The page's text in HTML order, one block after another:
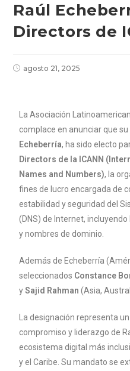
Raúl
Directors de
agosto 21, 2025
La Asociación
complace en anunciar que
Echeberría, ha sido electo
Directors de la ICANN
Names and Numbers), la
fines de lucro encargada de
estabilidad y seguridad del
(DNS) de Internet,
y nombres de dominio.
Además de Echeberría
seleccionados Constance
ySajid Rahman (Asia,
La designación representa
compromiso y liderazgo de
ecosistema digital más
y el Caribe. Su mandato se